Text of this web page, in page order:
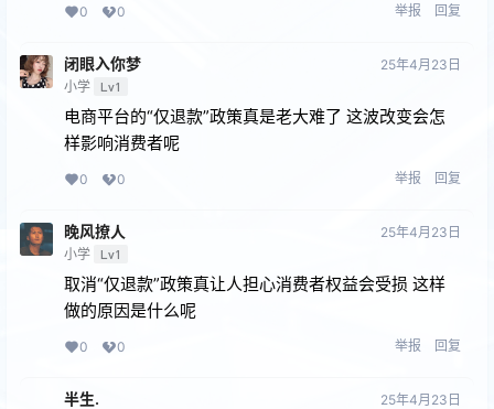
0 0 举报 回复
闭眼⼊你梦
小学 Lv1
25年4月23日
电商平台的“仅退款”政策真是老大难了 这波改变会怎
样影响消费者呢
0 0 举报 回复
晚风撩人
小学 Lv1
25年4月23日
取消“仅退款”政策真让人担心消费者权益会受损 这样
做的原因是什么呢
0 0 举报 回复
半生. 25年4月23日